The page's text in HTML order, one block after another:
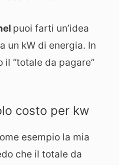
puoi farti un’idea
un kW di energia. In
il “totale da pagare”
costo per kw
esempio la mia
che il totale da